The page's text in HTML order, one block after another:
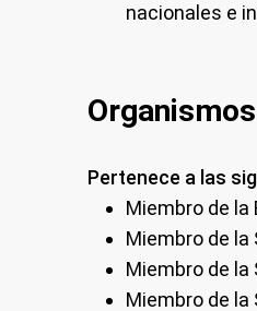
nacionales e
Pertenece a las
Miembro de la
Miembro de la
Miembro de la
Miembro de la